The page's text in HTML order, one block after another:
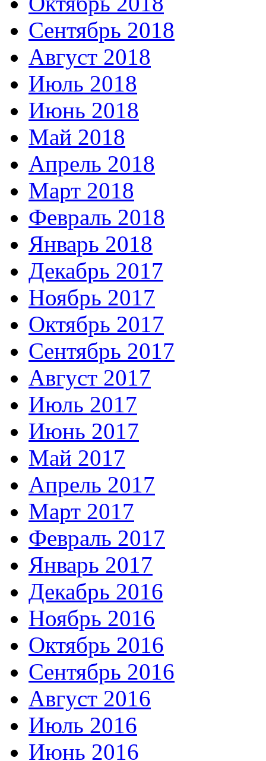
Сентябрь 2018
Август 2018
Июль 2018
Июнь 2018
Май 2018
Апрель 2018
Март 2018
Февраль 2018
Январь 2018
Декабрь 2017
Ноябрь 2017
Октябрь 2017
Сентябрь 2017
Август 2017
Июль 2017
Июнь 2017
Май 2017
Апрель 2017
Март 2017
Февраль 2017
Январь 2017
Декабрь 2016
Ноябрь 2016
Октябрь 2016
Сентябрь 2016
Август 2016
Июль 2016
Июнь 2016